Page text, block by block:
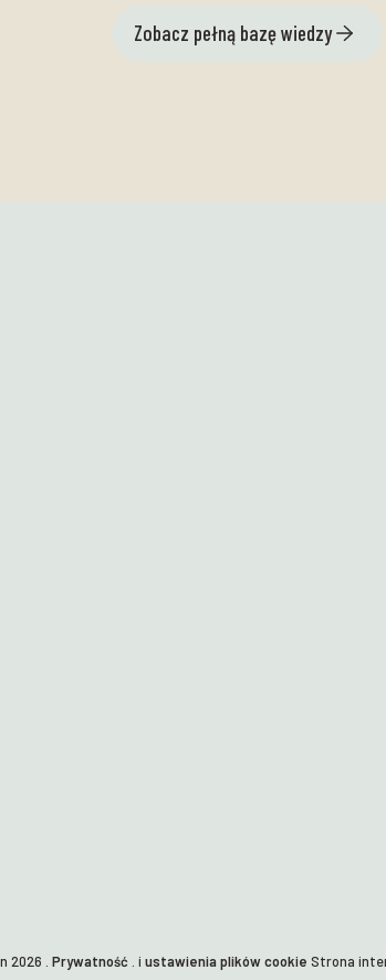
Zobacz pełną bazę wiedzy
2026 Prywatność . i ustawienia plików cookie Strona